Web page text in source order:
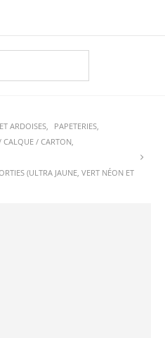
ARDOISES, PAPETERIES,
CALQUE / CARTON,
(ULTRA JAUNE, VERT NÉON ET